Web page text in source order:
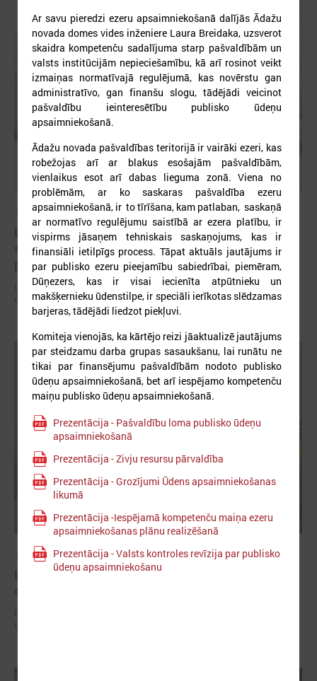
2026. gada 07. jūlijs
LPS un Labklājības ministrija pārrunā DigiSoc
sadarbības līguma nosacījumus un datu
pārvaldību
LPS un Labklājības ministrija pārrunā DigiSoc sadarbības līguma
nosacījumus un datu pārvaldību
2026. gada 02. jūlijs
LPS iesaka likumā noteikt pašvaldības
Ar savu pieredzi ezeru apsaimniekošanā dalījās Ādažu
novada domes vides inženiere Laura Breidaka, uzsverot
skaidra kompetenču sadalījuma starp pašvaldībām un
valsts institūcijām nepieciešamību, kā arī rosinot veikt
izmaiņas normatīvajā regulējumā, kas novērstu gan
administratīvo, gan finanšu slogu, tādējādi veicinot
pašvaldību ieinteresētību publisko ūdeņu
apsaimniekošanā.
Ādažu novada pašvaldības teritorijā ir vairāki ezeri, kas
robežojas arī ar blakus esošajām pašvaldībām,
vienlaikus esot arī dabas lieguma zonā. Viena no
problēmām, ar ko saskaras pašvaldība ezeru
apsaimniekošanā, ir to tīrīšana, kam patlaban, saskaņā
ar normatīvo regulējumu saistībā ar ezera platību, ir
vispirms jāsaņem tehniskais saskaņojums, kas ir
finansiāli ietilpīgs process. Tāpat aktuāls jautājums ir
par publisko ezeru pieejamību sabiedrībai, piemēram,
Dūņezers, kas ir visai iecienīta atpūtnieku un
makšķernieku ūdenstilpe, ir speciāli ierīkotas slēdzamas
barjeras, tādējādi liedzot piekļuvi.
Komiteja vienojās, ka kārtējo reizi jāaktualizē jautājums
par steidzamu darba grupas sasaukšanu, lai runātu ne
tikai par finansējumu pašvaldībām nodoto publisko
ūdeņu apsaimniekošanā, bet arī iespējamo kompetenču
maiņu publisko ūdeņu apsaimniekošanā.
Prezentācija - Pašvaldību loma publisko ūdeņu
apsaimniekošanā
Prezentācija - Zivju resursu pārvaldība
Prezentācija - Grozījumi Ūdens apsaimniekošanas
likumā
Prezentācija -Iespējamā kompetenču maiņa ezeru
apsaimniekošanas plānu realizēšanā
Prezentācija - Valsts kontroles revīzija par publisko
ūdeņu apsaimniekošanu